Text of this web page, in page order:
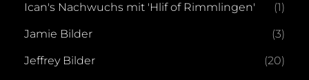
Ican's Nachwuchs mit 'Hlif of Rimmlingen' (1)
Jamie Bilder (3)
Jeffrey Bilder (20)